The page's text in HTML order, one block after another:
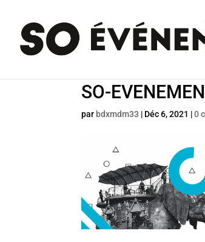
SO-
par bdxmdm33 | Déc 6, 2021 |0